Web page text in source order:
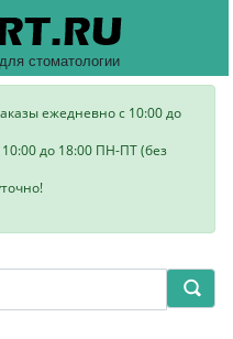
стоматологии
ежедневно с 10:00 до
10:00 до 18:00 ПН-ПТ (без